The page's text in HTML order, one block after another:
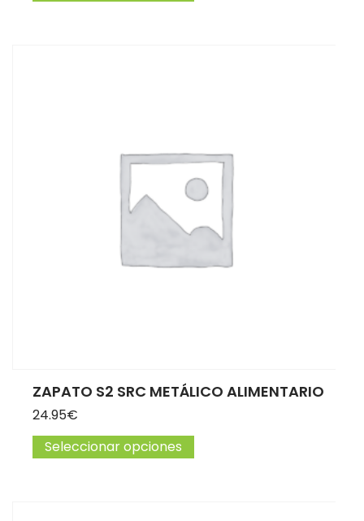
ZAPATO S2 SRC METÁLICO ALIMENTARIO
24.95€
Seleccionar opciones